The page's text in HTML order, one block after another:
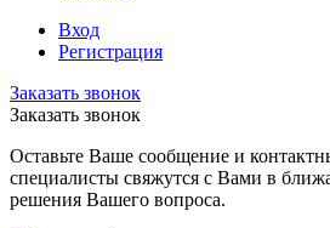
Вход
Регистрация
Заказать звонок
Заказать звонок
Оставьте Ваше сообщение и
специалисты свяжутся с Вами в
решения Вашего вопроса.